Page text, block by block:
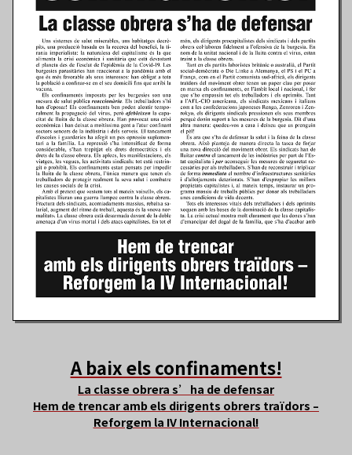
A baix els confinaments!
La classe obrera s’ha de defensar
Hem de trencar amb els dirigents obrers traïdors –
Reforgem la IV Internacional!